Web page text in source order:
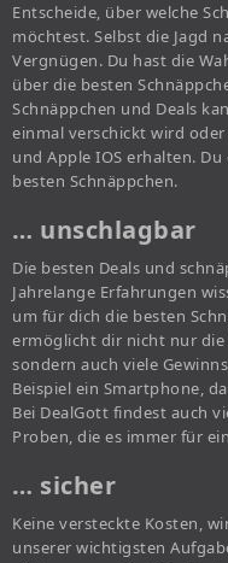
Entscheide, über welche
möchtest. Selbst die Jagd
Vergnügen. Du hast die
über die besten
Schnäppchen und Deals
einmal verschickt wird
und Apple IOS erhalten.
besten Schnäppchen.
… unschlagbar
Die besten Deals und
Jahrelange Erfahrungen
um für dich die besten
ermöglicht dir nicht nur die
sondern auch viele
Beispiel ein Smartphone,
Bei DealGott findest auch
Proben, die es immer für
… sicher
Keine versteckte Kosten,
unserer wichtigsten